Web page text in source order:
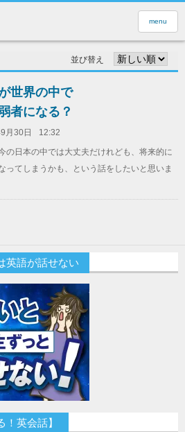
menu
並び替え
世界の中で
者になる？
月30日
12:32
の日本の中では大丈夫だけれども、将来的に
ってしまうかも、という話をしたいと思いま
英語が話せない
英会話】